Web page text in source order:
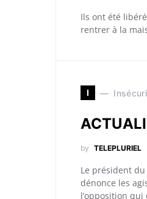
Ils ont été
rentrer à la
I
by TELEPLURIEL
Le président
dénonce les
l’opposition qui